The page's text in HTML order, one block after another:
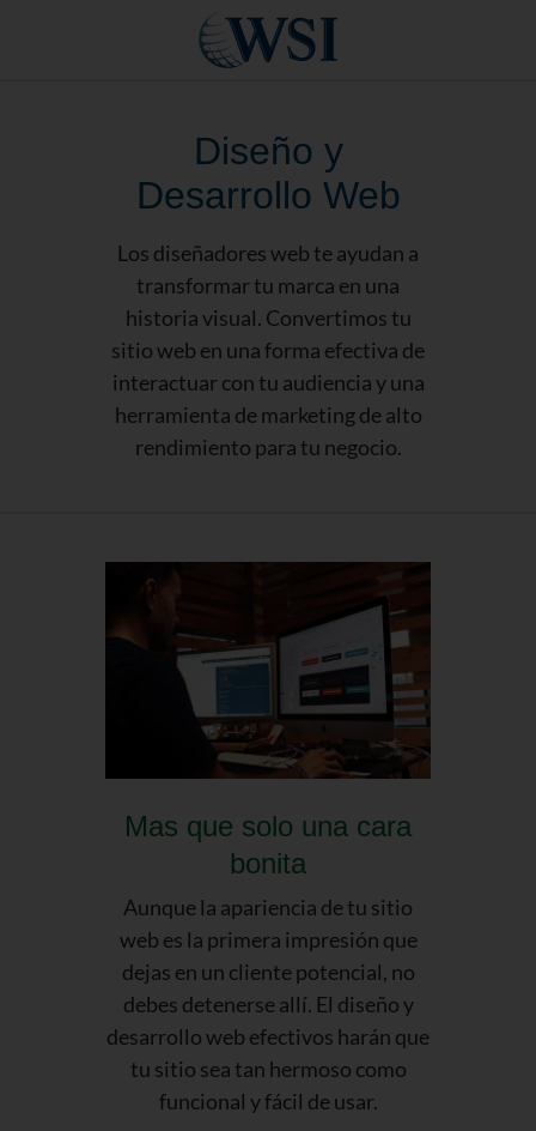
Diseño y
Desarrollo Web
Los diseñadores web te ayudan a
transformar tu marca en una
historia visual. Convertimos tu
sitio web en una forma efectiva de
interactuar con tu audiencia y una
herramienta de marketing de alto
rendimiento para tu negocio.
Mas que solo una cara
bonita
Aunque la apariencia de tu sitio
web es la primera impresión que
dejas en un cliente potencial, no
debes detenerse allí. El diseño y
desarrollo web efectivos harán que
tu sitio sea tan hermoso como
funcional y fácil de usar.